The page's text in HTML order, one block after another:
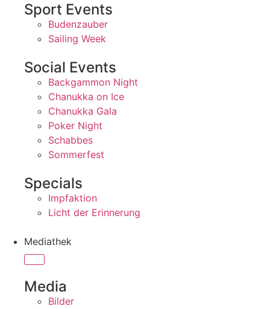
Sport Events
Budenzauber
Sailing Week
Social Events
Backgammon Night
Chanukka on Ice
Chanukka Gala
Poker Night
Schabbes
Sommerfest
Specials
Impfaktion
Licht der Erinnerung
Mediathek
Media
Bilder